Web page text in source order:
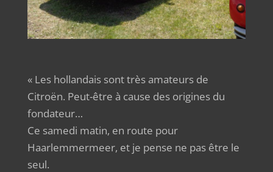
« Les hollandais sont très amateurs de
Citroën. Peut-être à cause des origines du
fondateur…
Ce samedi matin, en route pour
Haarlemmermeer, et je pense ne pas être le
seul.